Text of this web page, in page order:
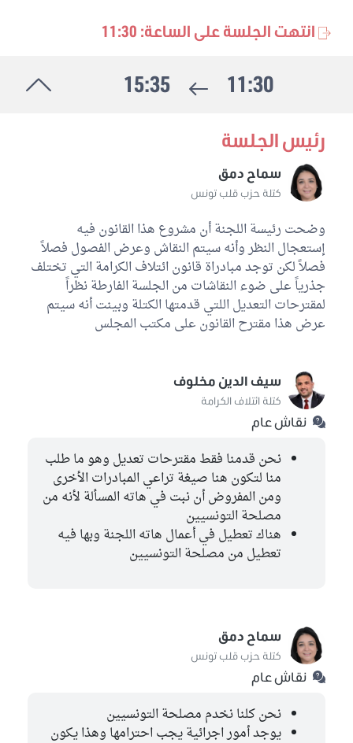
كتلة ائتلاف الكرامة
كتلة حركة النهضة
أسامة الخليفي
كتلة حزب قلب تونس
سيف الدين مخلوف
عبد اللطيف علوي
كتلة ائتلاف الكرامة
أحمد بن عياد
كتلة ائتلاف الكرامة
طارق براهمي
كتلة حزب قلب تونس
فؤاد ثامر
كتلة حزب قلب تونس
الكتلة الديمقراطية
انتهت الجلسة على الساعة: 11:30
11:30
15:35
وضحت رئيسة اللجنة أن مشروع هذا القانون فيه
إستعجال النظر وأنه سيتم النقاش وعرض الفصول فصلاً
فصلاً لكن توجد مبادراة قانون ائتلاف الكرامة التي تختلف
جذرياً على ضوء النقاشات من الجلسة الفارطة نظراً
لمقترحات التعديل اللتي قدمتها الكتلة وبينت أنه سيتم
عرض هذا مقترح القانون على مكتب المجلس
سيف الدين مخلوف
كتلة ائتلاف الكرامة
نقاش عام
نحن قدمنا فقط مقترحات تعديل وهو ما طلب
منا لتكون هنا صيغة تراعي المبادرات الأخرى
ومن المفروض أن نبت في هاته المسألة لأنه من
مصلحة التونسيين
هناك تعطيل في أعمال هاته اللجنة وبها فيه
تعطيل من مصلحة التونسيين
سماح دمق
كتلة حزب قلب تونس
نقاش عام
نحن كلنا نخدم مصلحة التونسيين
يوجد أمور اجرائية يجب احترامها وهذا يكون
رئيس الجلسة
سماح دمق
كتلة حزب قلب تونس